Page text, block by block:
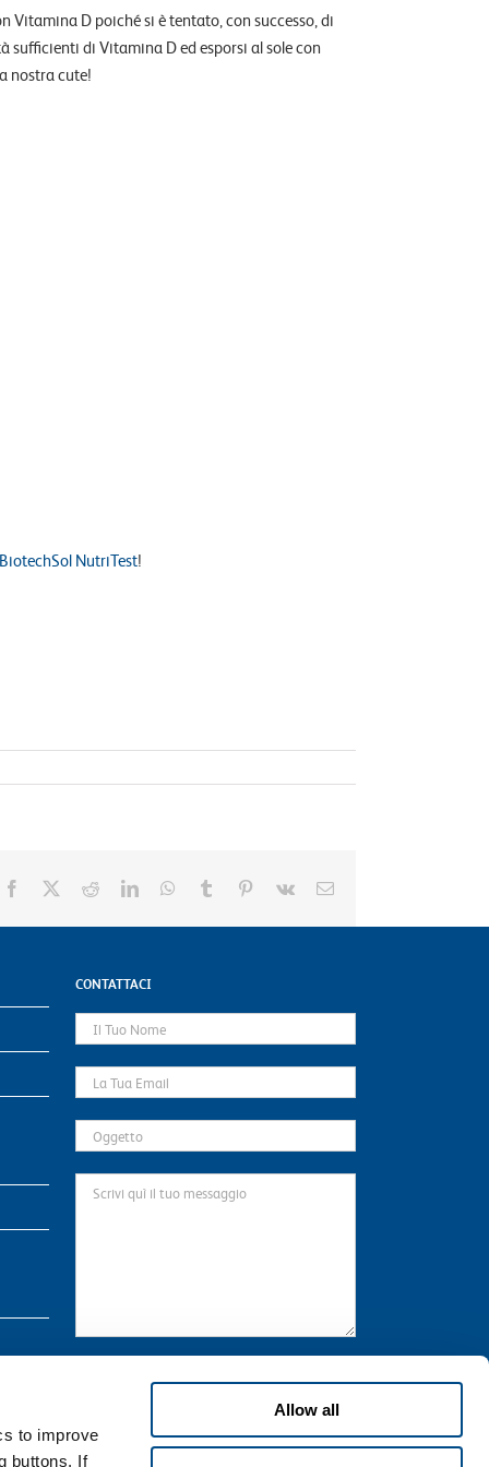
to improve
buttons. If
Allow all
Vitamina D poiché si è tentato, con successo, di
di Vitamina D ed esporsi al sole con
nostra cute!
BiotechSol NutriTest!
Facebook RedditLinkedInWhatsApp
Tumblr Pinterest
Vk Email
CONTATTACI
parte, in relazione al trattamento dei propri dati
personali necessari per la navigazione sul Sito.